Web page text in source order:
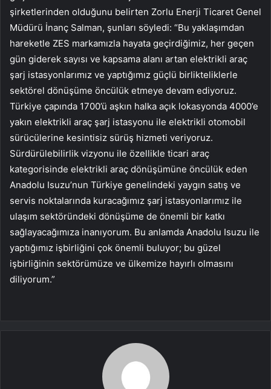
şirketlerinden olduğunu belirten Zorlu Enerji Ticaret Genel
Müdürü İnanç Salman, şunları söyledi: “Bu yaklaşımdan
hareketle ZES markamızla hayata geçirdiğimiz, her geçen
gün giderek sayısı ve kapsama alanı artan elektrikli araç
şarj istasyonlarımız ve yaptığımız güçlü birlikteliklerle
sektörel dönüşüme öncülük etmeye devam ediyoruz.
Türkiye çapında 1700’ü aşkın halka açık lokasyonda 4000’e
yakın elektrikli araç şarj istasyonu ile elektrikli otomobil
sürücülerine kesintisiz sürüş hizmeti veriyoruz.
Sürdürülebilirlik vizyonu ile özellikle ticari araç
kategorisinde elektrikli araç dönüşümüne öncülük eden
Anadolu Isuzu’nun Türkiye genelindeki yaygın satış ve
servis noktalarında kuracağımız şarj istasyonlarımız ile
ulaşım sektöründeki dönüşüme de önemli bir katkı
sağlayacağımıza inanıyorum. Bu anlamda Anadolu Isuzu ile
yaptığımız işbirliğini çok önemli buluyor; bu güzel
işbirliğinin sektörümüze ve ülkemize hayırlı olmasını
diliyorum.”